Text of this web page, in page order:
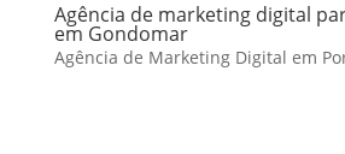
Agência de marketing digital
em Gondomar
Agência de Marketing Digital em